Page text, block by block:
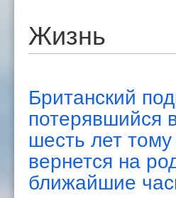
Жизнь
Британский
потерявшийся
шесть лет
вернется на
ближайшие